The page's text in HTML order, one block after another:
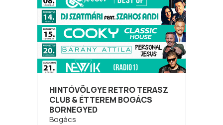
HINTÓVÖLGYE RETRO TERASZ
CLUB & ÉTTEREM BOGÁCS
BORNEGYED
Bogács